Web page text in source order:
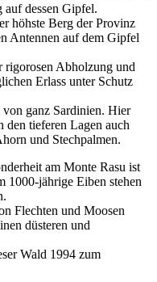
auf dessen Gipfel.
höhste Berg der Provinz
Antennen auf dem Gipfel
rigorosen Abholzung und
Erlass unter Schutz
von ganz Sardinien. Hier
den tieferen Lagen auch
und Stechpalmen.
am Monte Rasu ist
1000-jährige Eiben stehen
Flechten und Moosen
düsteren und
Wald 1994 zum